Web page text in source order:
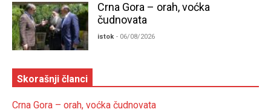
Crna Gora – orah, voćka
čudnovata
istok - 06/08/2026
Skorašnji članci
Crna Gora – orah, voćka čudnovata